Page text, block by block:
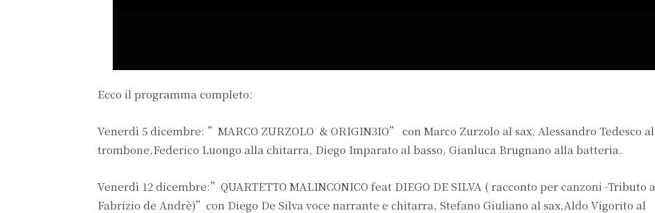
Ecco il programma completo:
Venerdì 5 dicembre: ”MARCO ZURZOLO & ORIGIN3IO” con Marco Zurzolo al sax, Alessandro Tedesco al
trombone,Federico Luongo alla chitarra, Diego Imparato al basso, Gianluca Brugnano alla batteria.
Venerdì 12 dicembre:”QUARTETTO MALINCONICO feat DIEGO DE SILVA ( racconto per canzoni -Tributo a
Fabrizio de Andrè)”con Diego De Silva voce narrante e chitarra, Stefano Giuliano al sax,Aldo Vigorito al